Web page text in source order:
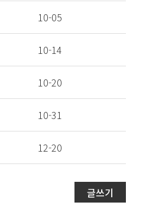
10-05
10-14
10-20
10-31
12-20
글쓰기